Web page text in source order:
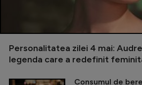
Personalitatea zilei 4 mai:
legenda care a redefinit
Consumul de